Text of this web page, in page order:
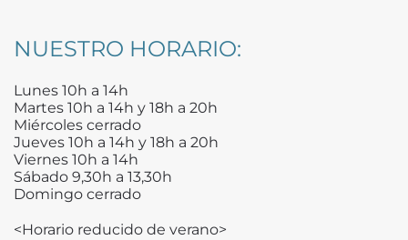
NUESTRO HORARIO:
Lunes 10h a 14h
Martes 10h a 14h y 18h a 20h
Miércoles cerrado
Jueves 10h a 14h y 18h a 20h
Viernes 10h a 14h
Sábado 9,30h a 13,30h
Domingo cerrado
<Horario reducido de verano>